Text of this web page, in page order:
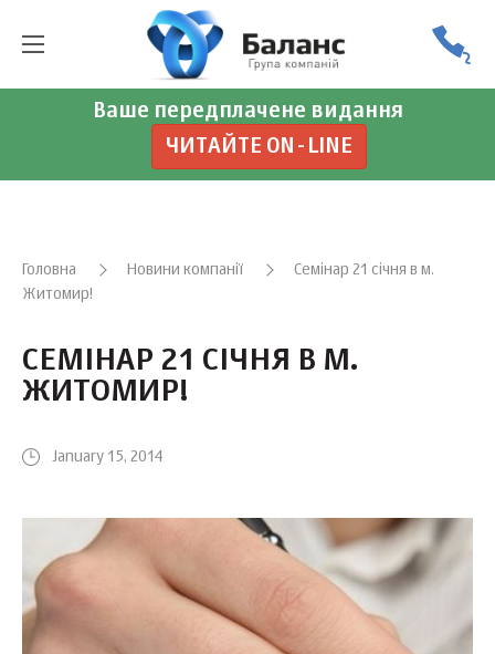
Ваше передплачене видання
ЧИТАЙТЕ ON-LINE
Головна Новини компанії
Семінар 21 січня в м.
Житомир!
СЕМІНАР 21 СІЧНЯ В М.
ЖИТОМИР!
January 15, 2014